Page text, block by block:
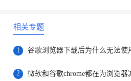
相关专题
1 谷歌浏览器下载后为什么无法使
2